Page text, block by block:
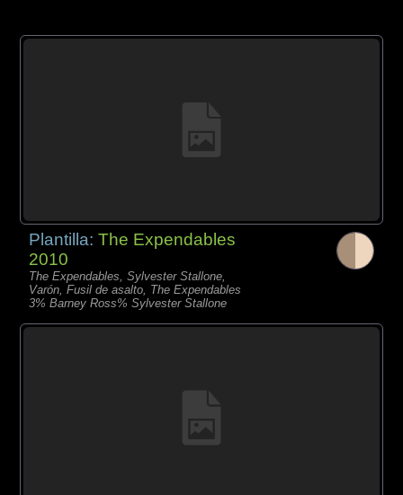
Plantilla:The Expendables
2010
The Expendables, Sylvester Stallone,
Varón, Fusil de asalto, The Expendables
3% Barney Ross% Sylvester Stallone